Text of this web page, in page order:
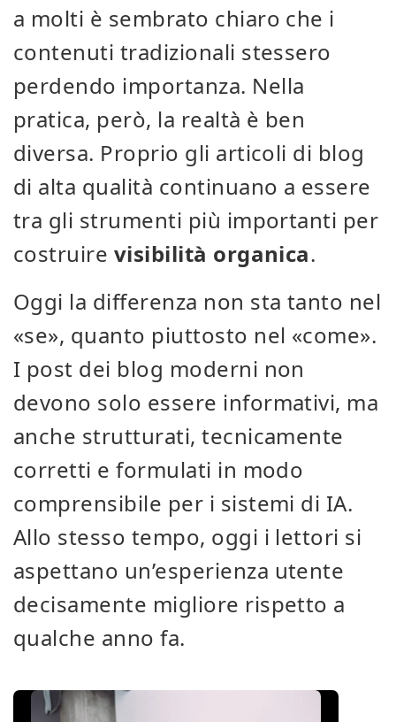
a molti è sembrato chiaro che i
contenuti tradizionali stessero
perdendo importanza. Nella
pratica, però, la realtà è ben
diversa. Proprio gli articoli di blog
di alta qualità continuano a essere
tra gli strumenti più importanti per
costruire visibilità organica.
Oggi la differenza non sta tanto nel
«se», quanto piuttosto nel «come».
I post dei blog moderni non
devono solo essere informativi, ma
anche strutturati, tecnicamente
corretti e formulati in modo
comprensibile per i sistemi di IA.
Allo stesso tempo, oggi i lettori si
aspettano un’esperienza utente
decisamente migliore rispetto a
qualche anno fa.